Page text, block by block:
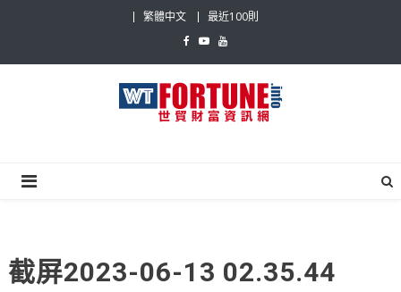
繁體中文 最近100則
截屏2023-06-13 02.35.44